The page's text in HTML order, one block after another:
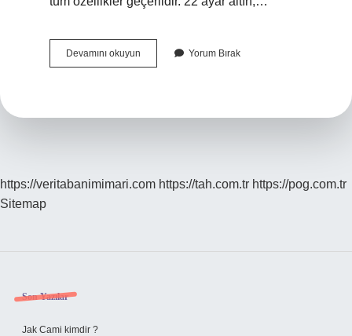
Devamını okuyun
Altın
Yorum Bırak
https://veritabanimimari.com https://tah.com.tr https://pog.com.tr
Sitemap
Sidebar
Son Yazılar
Jak Cami kimdir ?